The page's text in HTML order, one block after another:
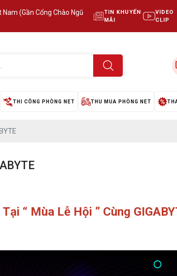
(Gần Cổng Chào Ngũ
TIN KHUYẾN
MÃI
VIDEO
CLIP
THI CÔNG PHÒNG NET THU MUA PHÒNG NET
“ Mùa Lễ Hội ” Cùng